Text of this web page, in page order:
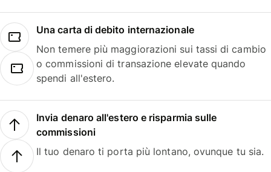
Una carta di debito internazionale
Non temere più maggiorazioni sui tassi di cambio
o commissioni di transazione elevate quando
spendi all'estero.
Invia denaro all'estero e risparmia sulle
commissioni
Il tuo denaro ti porta più lontano, ovunque tu sia.